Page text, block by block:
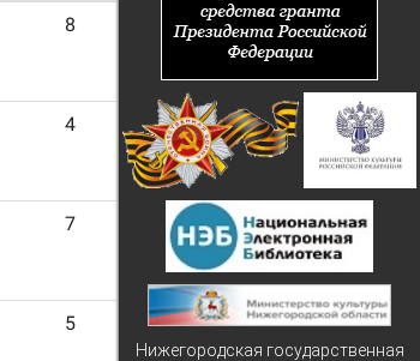
8
4
7
5
Нижегородская государственная